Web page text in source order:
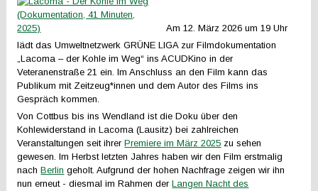
Am 12. März 2026 um 19 Uhr
lädt das Umweltnetzwerk GRÜNE LIGA zur Filmdokumentation
„Lacoma – der Kohle im Weg“ ins ACUDKino in der
Veteranenstraße 21 ein. Im Anschluss an den Film kann das
Publikum mit Zeitzeug*innen und dem Autor des Films ins
Gespräch kommen.
Von Cottbus bis ins Wendland ist die Doku über den
Kohlewiderstand in Lacoma (Lausitz) bei zahlreichen
Veranstaltungen seit ihrerPremiere im März 2025 zu sehen
gewesen. Im Herbst letzten Jahres haben wir den Film erstmalig
nachBerlin geholt. Aufgrund der hohen Nachfrage zeigen wir ihn
nun erneut - diesmal im Rahmen derLangen Nacht des